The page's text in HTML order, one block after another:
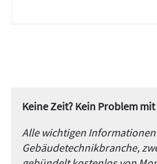
Keine Zeit? Kein Problem
Alle wichtigen
Gebäudetechnikbranche,